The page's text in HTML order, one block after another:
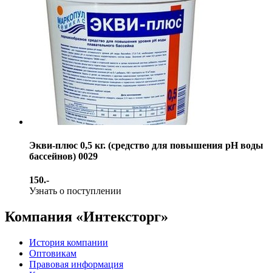
Экви-плюс 0,5 кг. (средство для повышения pH воды
бассейнов) 0029
150.-
Узнать о поступлении
Компания «Интексторг»
История компании
Оптовикам
Правовая информация